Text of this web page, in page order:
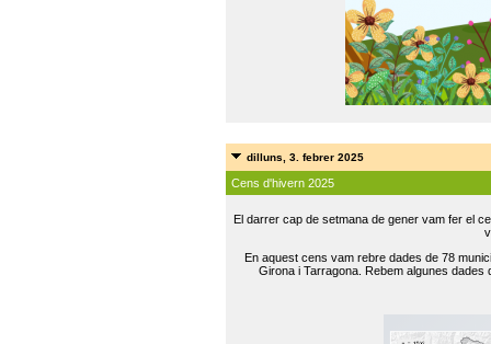
dilluns, 3. febrer 2025
Cens d'hivern 2025
El darrer cap de setmana de gener vam fer el
En aquest cens vam rebre dades de 78
Girona i Tarragona. Rebem algunes